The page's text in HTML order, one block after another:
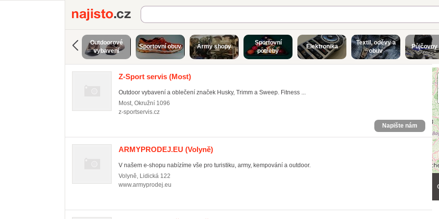
Najisto.cz
Outdoorové
vybavení
Sportovní obuv Army shopy
Sportovní
potřeby
Elektronika
Textil, oděvy a
obuv
Půjčovny
Z-Sport servis (Most)
Outdoor vybavení a oblečení značek Husky, Trimm a Sweep. Fitness ...
Most, Okružní 1096
z-sportservis.cz
Napište nám
ARMYPRODEJ.EU (Volyně)
V našem e-shopu nabízíme vše pro turistiku, army, kempování a outdoor.
Volyně, Lidická 122
www.armyprodej.eu